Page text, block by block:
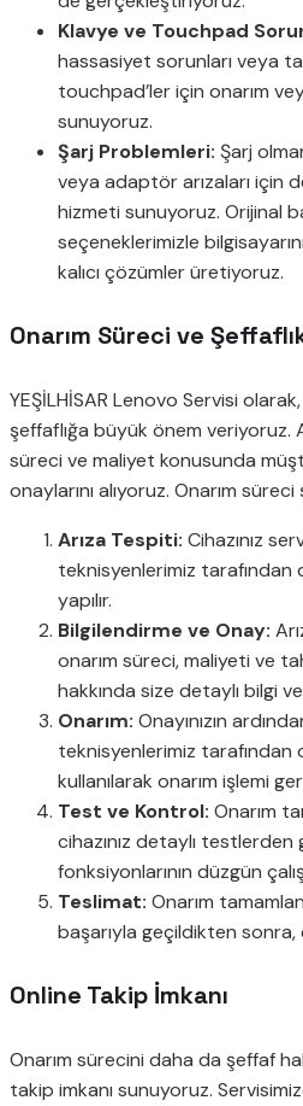
Klavye ve Touchpad
hassasiyet sorunları veya
touchpad’ler için onarım
sunuyoruz.
Şarj Problemleri: Şarj
veya adaptör arızaları için
hizmeti sunuyoruz. Orijinal
seçeneklerimizle
kalıcı çözümler üretiyoruz.
Onarım Süreci ve
YEŞİLHİSAR Lenovo Servisi
şeffaflığa büyük önem veriyoruz.
süreci ve maliyet konusunda
onaylarını alıyoruz. Onarım süreci
Arıza Tespiti: Cihazınız
teknisyenlerimiz tarafından
yapılır.
Bilgilendirme ve Onay:
onarım süreci, maliyeti ve
hakkında size detaylı bilgi
Onarım: Onayınızın
teknisyenlerimiz
kullanılarak onarım işlemi
Test ve Kontrol: Onarım
cihazınız detaylı
fonksiyonlarının düzgün
Teslimat: Onarım
başarıyla geçildikten sonra,
Online Takip İmkanı
Onarım sürecini daha da şeffaf
takip imkanı sunuyoruz. Servisimize